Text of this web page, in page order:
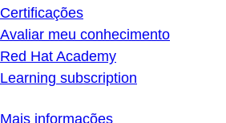
Certificações
Avaliar meu conhecimento
Red Hat Academy
Learning subscription
Mais informações